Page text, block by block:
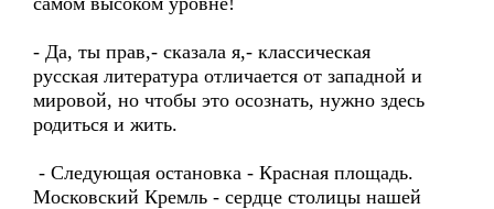
- Да, ты прав,- сказала я,- классическая
русская литература отличается от западной и
мировой, но чтобы это осознать, нужно здесь
родиться и жить.
- Следующая остановка - Красная площадь.
Московский Кремль - сердце столицы нашей